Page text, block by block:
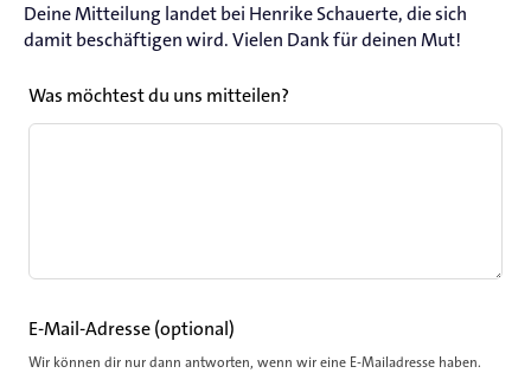
Deine Mitteilung landet bei Henrike Schauerte, die sich
damit beschäftigen wird. Vielen Dank für deinen Mut!
Leave
Was möchtest du uns mitteilen?
E-Mail-Adresse(optional)
Wir können dir nur dann antworten, wenn wir eine E-Mailadresse haben.